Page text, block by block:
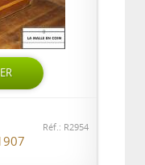
Réf.: R2954